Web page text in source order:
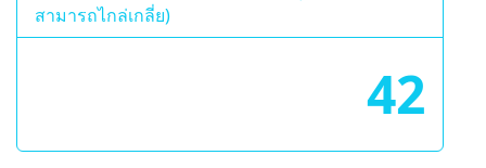
สามารถไกล่เกลี่ย)
42